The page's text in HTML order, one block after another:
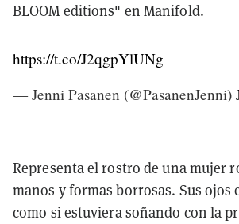
BLOOM editions" en Manifold.
https://t.co/J2qgpYlUNg
— Jenni Pasanen (@PasanenJenni)
Representa el rostro de una mujer
manos y formas borrosas. Sus ojos
como si estuviera soñando con la